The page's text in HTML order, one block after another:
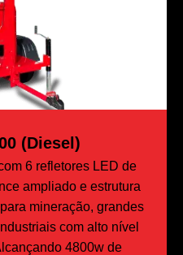
(Diesel)
6 refletores LED de
ampliado e estrutura
mineração, grandes
com alto nível
4800w de